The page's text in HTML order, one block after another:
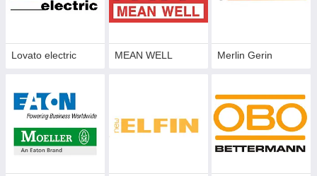
Lovato electric MEAN WELL Merlin Gerin